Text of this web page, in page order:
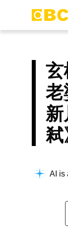
玄
老
弒
AI is